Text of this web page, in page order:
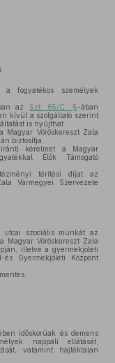
fogyatékos személyek
az Szt. 65/C. §-ában
kívül a szolgáltató szerint
is nyújthat.
Magyar Vöröskereszt Zala
biztosítja.
kérelmet a Magyar
Élők Támogató
térítési díjat az
Vármegyei Szervezete
utcai szociális munkát az
Magyar Vöröskereszt Zala
illetve a gyermekjóléti
és Gyermekjóléti Központ
időskorúak és demens
nappali ellátását,
valamint hajléktalan